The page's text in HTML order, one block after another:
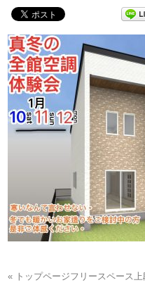
« トップページフリースペース上